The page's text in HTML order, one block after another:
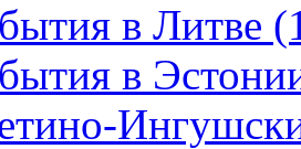
в Литве
в